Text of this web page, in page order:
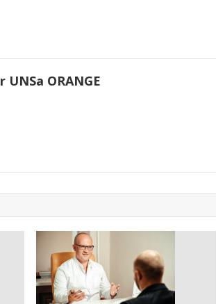
UNSa ORANGE